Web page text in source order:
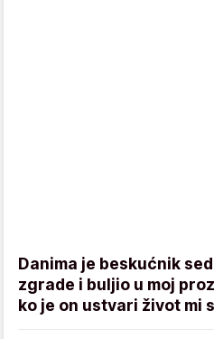
Danima je beskućnik
zgrade i buljio u moj
ko je on ustvari život mi